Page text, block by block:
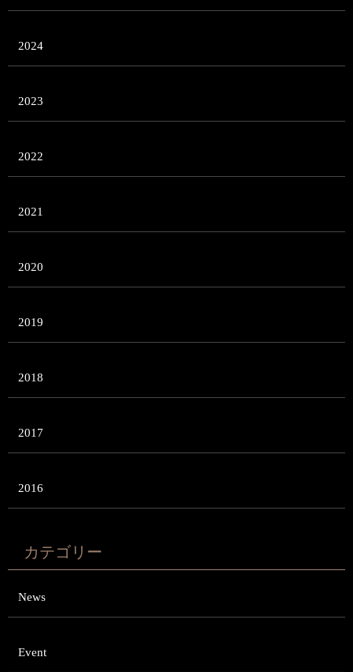
2024
2023
2022
2021
2020
2019
2018
2017
2016
カテゴリー
News
Event